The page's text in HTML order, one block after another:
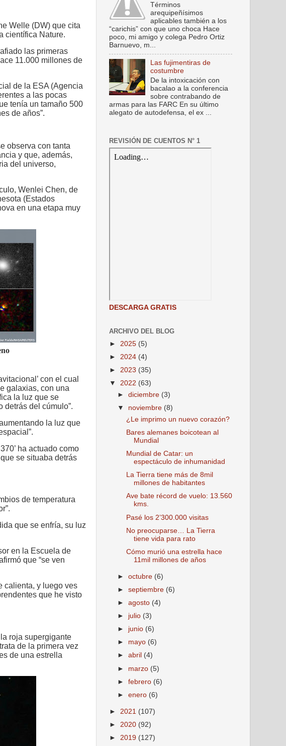
Welle (DW) que cita
científica Nature.
las primeras
11.000 millones de
de la ESA (Agencia
a las pocas
tenía un tamaño 500
de años”.
observa con tanta
y que, además,
del universo,
Wenlei Chen, de
(Estados
en una etapa muy
con el cual
galaxias, con una
la luz que se
detrás del cúmulo”.
la luz que
ha actuado como
se situaba detrás
de temperatura
que se enfría, su luz
en la Escuela de
que “se ven
calienta, y luego ves
que he visto
roja supergigante
de la primera vez
de una estrella
Términos
arequipeñísimos
aplicables también a los
“carichis” con que uno choca Hace
poco, mi amigo y colega Pedro Ortiz
Barnuevo, m...
Las fujimentiras de
costumbre
De la intoxicación con
bacalao a la conferencia
sobre contrabando de
armas para las FARC En su último
alegato de autodefensa, el ex ...
REVISIÓN DE CUENTOS N° 1
DESCARGA GRATIS
ARCHIVO DEL BLOG
► 2025 (5)
► 2024 (4)
► 2023 (35)
▼ 2022 (63)
►diciembre (3)
▼ noviembre (8)
¿Le imprimo un nuevo corazón?
Bares alemanes boicotean al
Mundial
Mundial de Catar: un
espectáculo de inhumanidad
La Tierra tiene más de 8mil
millones de habitantes
Ave bate récord de vuelo: 13.560
kms.
Pasé los 2’300.000 visitas
No preocuparse… La Tierra
tiene vida para rato
Cómo murió una estrella hace
11mil millones de años
►octubre (6)
►septiembre (6)
►agosto (4)
► julio (3)
► junio (6)
► mayo (6)
►abril (4)
► marzo (5)
►febrero (6)
►enero (6)
► 2021 (107)
► 2020 (92)
► 2019 (127)